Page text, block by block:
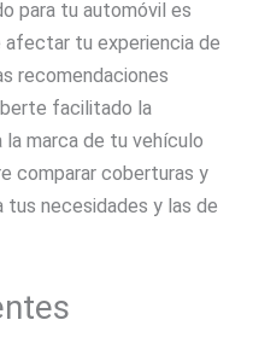
para tu automóvil es
afectar tu experiencia de
recomendaciones
facilitado la
marca de tu vehículo
comparar coberturas y
tus necesidades y las de